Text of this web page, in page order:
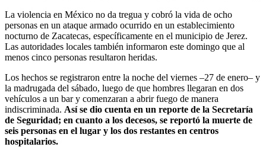
La violencia en México no da tregua y cobró la vida de ocho
personas en un ataque armado ocurrido en un establecimiento
nocturno de Zacatecas, específicamente en el municipio de Jerez.
Las autoridades locales también informaron este domingo que al
menos cinco personas resultaron heridas.
Los hechos se registraron entre la noche del viernes –27 de enero– y
la madrugada del sábado, luego de que hombres llegaran en dos
vehículos a un bar y comenzaran a abrir fuego de manera
indiscriminada. Así se dio cuenta en un reporte de la Secretaría
de Seguridad; en cuanto a los decesos, se reportó la muerte de
seis personas en el lugar y los dos restantes en centros
hospitalarios.